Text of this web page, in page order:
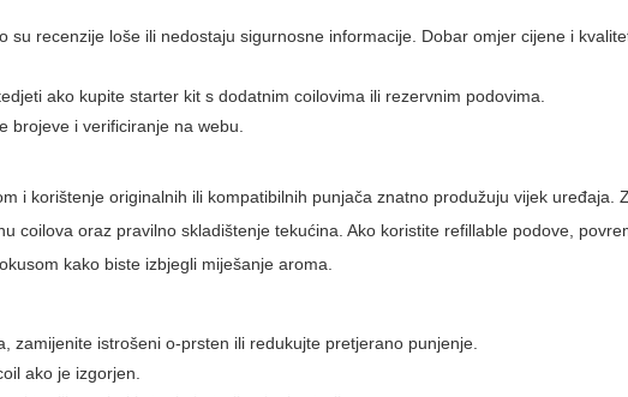
su recenzije loše ili nedostaju sigurnosne informacije. Dobar omjer cijene i
ako kupite starter kit s dodatnim coilovima ili rezervnim podovima.
brojeve i verificiranje na webu.
i korištenje originalnih ili kompatibilnih punjača znatno produžuju vijek uređaja.
coilova oraz pravilno skladištenje tekućina. Ako koristite refillable podove,
kako biste izbjegli miješanje aroma.
zamijenite istrošeni o-prsten ili redukujte pretjerano punjenje.
ako je izgorjen.